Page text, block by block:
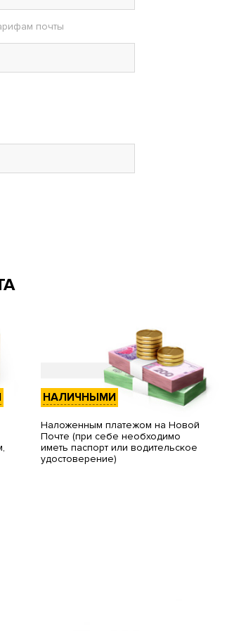
почты
НАЛИЧНЫМИ
Наложенным платежом на Новой
Почте (при себе необходимо
иметь паспорт или водительское
удостоверение)